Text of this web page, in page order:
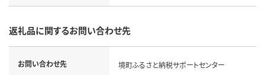
返礼品に関するお問い合わせ先
お問い合わせ先 境町ふるさと納税サポートセンター